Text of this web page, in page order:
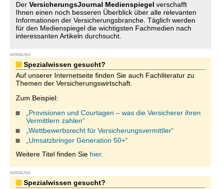
Der VersicherungsJournal Medienspiegel verschafft
Ihnen einen noch besseren Überblick über alle relevanten
Informationen der Versicherungsbranche. Täglich werden
für den Medienspiegel die wichtigsten Fachmedien nach
interessanten Artikeln durchsucht.
WERBUNG
Spezialwissen gesucht?
Auf unserer Internetseite finden Sie auch Fachliteratur zu
Themen der Versicherungswirtschaft.
Zum Beispiel:
„Provisionen und Courtagen – was die Versicherer ihren
Vermittlern zahlen“
„Wettbewerbsrecht für Versicherungsvermittler“
„Umsatzbringer Generation 50+“
Weitere Titel finden Sie hier.
WERBUNG
Spezialwissen gesucht?